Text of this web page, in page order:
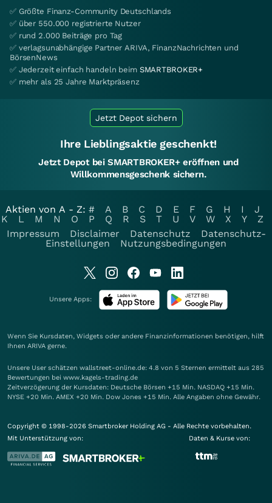
✅ Größte Finanz-Community Deutschlands
✅ über 550.000 registrierte Nutzer
✅ rund 2.000 Beiträge pro Tag
✅ verlagsunabhängige Partner ARIVA, FinanzNachrichten und
BörsenNews
✅ Jederzeit einfach handeln beim SMARTBROKER+
✅ mehr als 25 Jahre Marktpräsenz
Jetzt Depot sichern
Ihre Lieblingsaktie geschenkt!
Jetzt Depot bei SMARTBROKER+ eröffnen und
Willkommensgeschenk sichern.
Aktien von A - Z: # A B C D E F G H I
J
K
L M N O P Q R S T U V W X Y
Z
Impressum
Disclaimer Datenschutz
Datenschutz-
Einstellungen
Nutzungsbedingungen
Unsere Apps:
Wenn Sie Kursdaten, Widgets oder andere Finanzinformationen benötigen, hilft
Ihnen ARIVA gerne.
Unsere User schätzen wallstreet-online.de: 4.8 von 5 Sternen ermittelt aus 285
Bewertungen bei www.kagels-trading.de
Zeitverzögerung der Kursdaten: Deutsche Börsen +15 Min. NASDAQ +15 Min.
NYSE +20 Min. AMEX +20 Min. Dow Jones +15 Min. Alle Angaben ohne Gewähr.
Copyright © 1998-2026 Smartbroker Holding AG - Alle Rechte vorbehalten.
Mit Unterstützung von:
Daten & Kurse von: